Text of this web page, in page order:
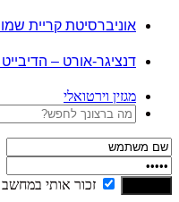
אוניברסיטת קריית
דנציגר-אורט –
מגזין וירטואלי
זכור אותי במחשב